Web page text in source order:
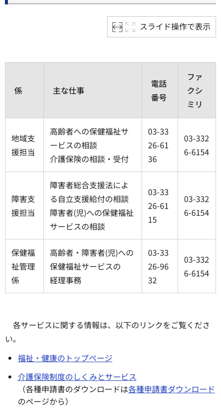
スライド操作で表示
係 主な仕事
電話
番号
ファ
クシ
ミリ
地域支
援担当
高齢者への保健福祉サ
ービスの相談
介護保険の相談・受付
03-33
26-61
36
03-332
6-6154
障害支
援担当
障害者総合支援法によ
る自立支援給付の相談
障害者(児)への保健福祉
サービスの相談
03-33
26-61
15
03-332
6-6154
保健福
祉管理
係
高齢者・障害者(児)への
保健福祉サービスの
経理事務
03-33
26-96
32
03-332
6-6154
各サービスに関する情報は、以下のリンクをご覧くださ
い。
福祉・健康のトップページ
介護保険制度のしくみとサービス
（各種申請書のダウンロードは各種申請書ダウンロード
のページから）